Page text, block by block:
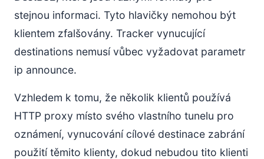
stejnou informaci. Tyto hlavičky nemohou být
klientem zfalšovány. Tracker vynucující
destinations nemusí vůbec vyžadovat parametr
ip announce.
Vzhledem k tomu, že několik klientů používá
HTTP proxy místo svého vlastního tunelu pro
oznámení, vynucování cílové destinace zabrání
použití těmito klienty, dokud nebudou tito klienti